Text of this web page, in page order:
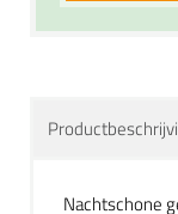
Nachtschone